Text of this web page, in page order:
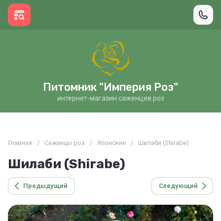
Питомник "Империя Роз"
интернет-магазин саженцев роз
Главная / Саженцы роз / Японские / Шилаби (Shirabe)
Шилаби (Shirabe)
Предыдущий Следующий